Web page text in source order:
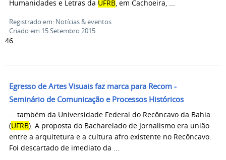
Humanidades e Letras da UFRB, em Cachoeira, ...
Registrado em: Notícias & eventos
Criado em 15 Setembro 2015
46.
Egresso de Artes Visuais faz marca para Recom -
Seminário de Comunicação e Processos Históricos
... também da Universidade Federal do Recôncavo da Bahia
(UFRB). A proposta do Bacharelado de Jornalismo era união
entre a arquitetura e a cultura afro existente no Recôncavo.
Foi descartado de imediato da ...